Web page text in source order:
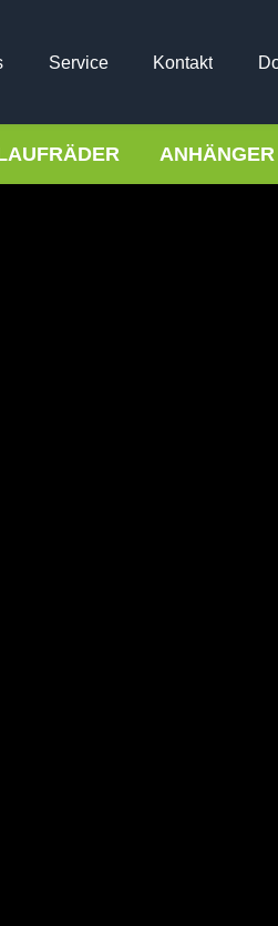
Service Kontakt
ANHÄNGER